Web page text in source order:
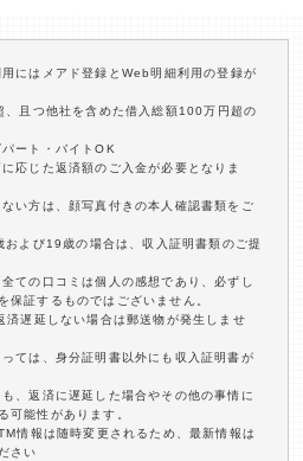
にはメアド登録とWeb明細利用の登録が
且つ他社を含めた借入総額100万円超の
ート・バイトOK
応じた返済額のご入金が必要となりま
い方は、顔写真付きの本人確認書類をご
よび19歳の場合は、収入証明書類のご提
ての口コミは個人の感想であり、必ずし
保証するものではございません。
遅延しない場合は郵送物が発生しませ
ては、身分証明書以外にも収入証明書が
、返済に遅延した場合やその他の事情に
可能性があります。
情報は随時変更されるため、最新情報は
さい